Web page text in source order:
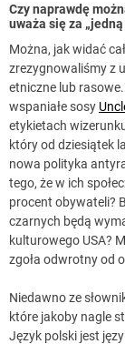
Czy naprawdę
uważa się za
Można, jak widać
zrezygnowaliśmy z
etniczne lub
wspaniałe sosy
etykietach
który od dziesiątek
nowa polityka
tego, że w ich
procent obywateli?
czarnych będą
kulturowego USA?
zgoła odwrotny od
Niedawno ze
które jakoby nagle
Język polski jest